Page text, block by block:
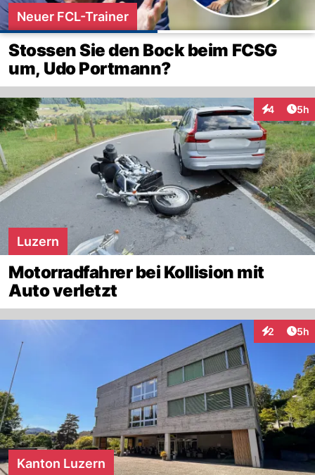
Neuer FCL-Trainer
Stossen Sie den Bock beim FCSG
um, Udo Portmann?
4 5h
Luzern
Motorradfahrer bei Kollision mit
Auto verletzt
2 5h
Kanton Luzern